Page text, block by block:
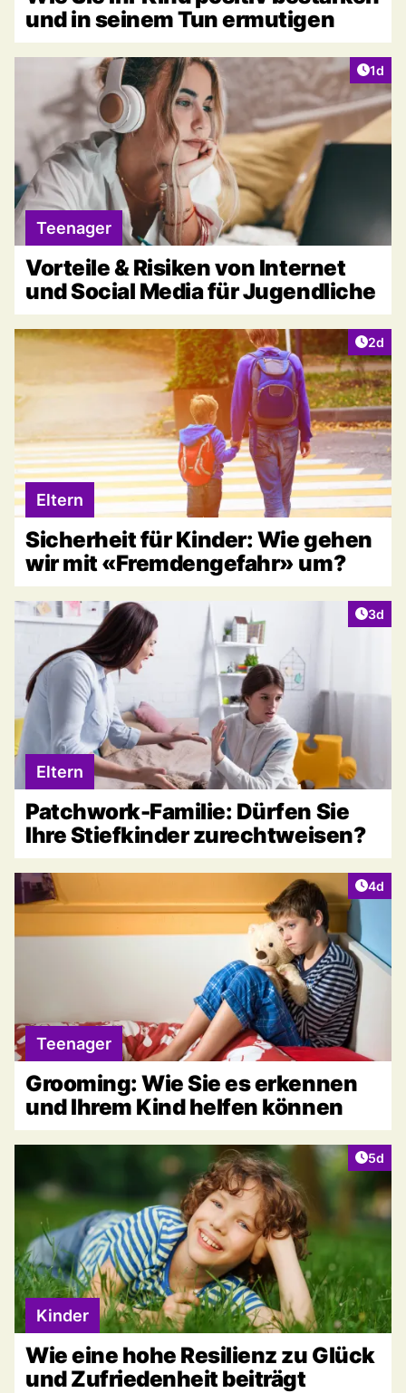
und in seinem Tun ermutigen
1d
Teenager
Vorteile & Risiken von Internet
und Social Media für Jugendliche
2d
Eltern
Sicherheit für Kinder: Wie gehen
wir mit «Fremdengefahr» um?
3d
Eltern
Patchwork-Familie: Dürfen Sie
Ihre Stiefkinder zurechtweisen?
4d
Teenager
Grooming: Wie Sie es erkennen
und Ihrem Kind helfen können
5d
Kinder
Wie eine hohe Resilienz zu Glück
und Zufriedenheit beiträgt